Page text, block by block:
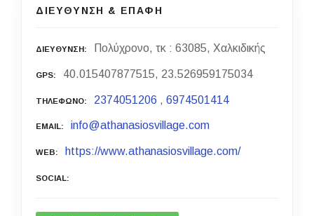
ΔΙΕΥΘΥΝΣΗ & ΕΠΑΦΗ
ΔΙΕΥΘΥΝΣΗ Πολύχρονο, τκ : 63085, Χαλκιδικής
GPS 40.015407877515, 23.526959175034
ΤΗΛΕΦΩΝΟ 2374051206 ,6974501414
EMAIL info@athanasiosvillage.com
WEB https://www.athanasiosvillage.com/
SOCIAL